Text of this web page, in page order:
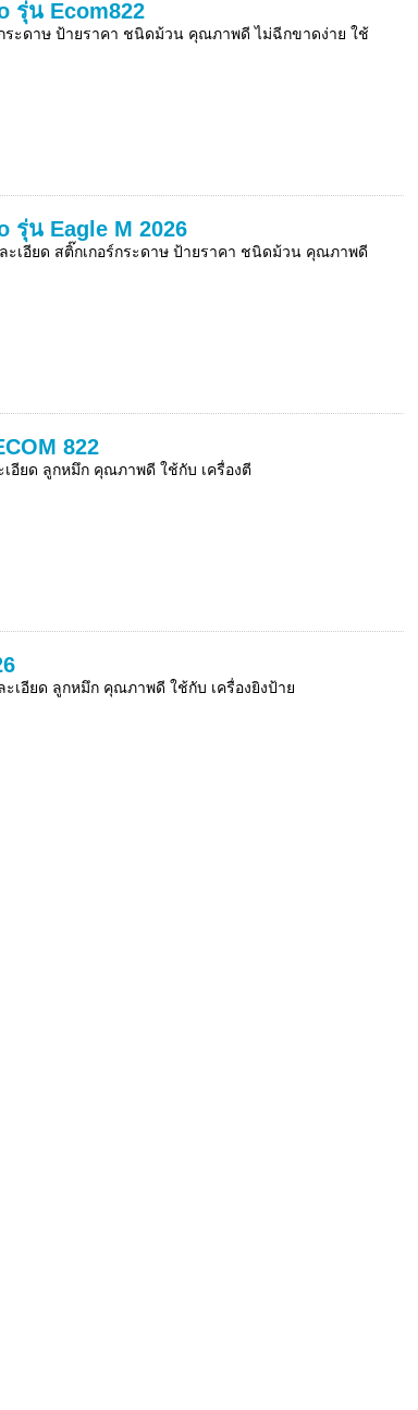
รุ่น Ecom822
ระดาษ ป้ายราคา ชนิดม้วน คุณภาพดี ไม่ฉีกขาดง่าย ใช้
รุ่น Eagle M 2026
ะเอียด สติ๊กเกอร์กระดาษ ป้ายราคา ชนิดม้วน คุณภาพดี
822
เอียด ลูกหมึก คุณภาพดี ใช้กับ เครื่องตี
เอียด ลูกหมึก คุณภาพดี ใช้กับ เครื่องยิงป้าย